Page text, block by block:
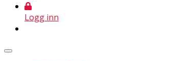
Logg inn